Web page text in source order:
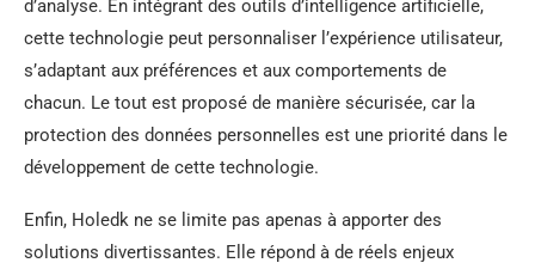
d’analyse. En intégrant des outils d’intelligence artificielle,
cette technologie peut personnaliser l’expérience utilisateur,
s’adaptant aux préférences et aux comportements de
chacun. Le tout est proposé de manière sécurisée, car la
protection des données personnelles est une priorité dans le
développement de cette technologie.
Enfin, Holedk ne se limite pas apenas à apporter des
solutions divertissantes. Elle répond à de réels enjeux